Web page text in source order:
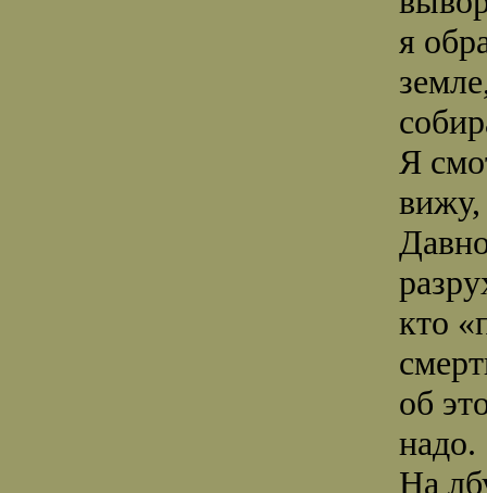
я
Я
вижу,
кто
об
надо.
На